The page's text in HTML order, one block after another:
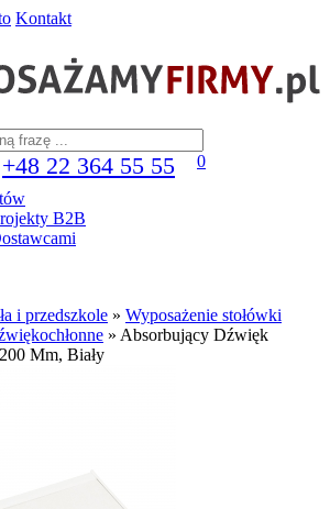
Kontakt
+48 22 364 55 55
0
B2B
i przedszkole » Wyposażenie stołówki
» Absorbujący Dźwięk
Mm, Biały